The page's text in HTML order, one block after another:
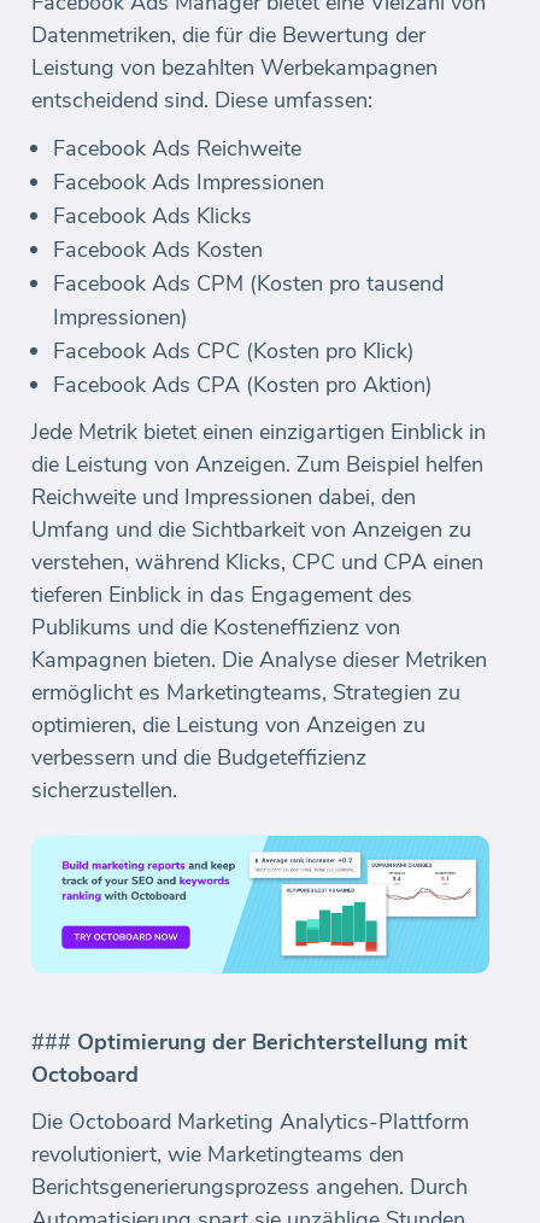
Datenmetriken, die für die Bewertung der
Leistung von bezahlten Werbekampagnen
entscheidend sind. Diese umfassen:
Facebook Ads Reichweite
Facebook Ads Impressionen
Facebook Ads Klicks
Facebook Ads Kosten
Facebook Ads CPM (Kosten pro tausend
Impressionen)
Facebook Ads CPC (Kosten pro Klick)
Facebook Ads CPA (Kosten pro Aktion)
Jede Metrik bietet einen einzigartigen Einblick in
die Leistung von Anzeigen. Zum Beispiel helfen
Reichweite und Impressionen dabei, den
Umfang und die Sichtbarkeit von Anzeigen zu
verstehen, während Klicks, CPC und CPA einen
tieferen Einblick in das Engagement des
Publikums und die Kosteneffizienz von
Kampagnen bieten. Die Analyse dieser Metriken
ermöglicht es Marketingteams, Strategien zu
optimieren, die Leistung von Anzeigen zu
verbessern und die Budgeteffizienz
sicherzustellen.
### Optimierung der Berichterstellung mit
Octoboard
Die Octoboard Marketing Analytics-Plattform
revolutioniert, wie Marketingteams den
Berichtsgenerierungsprozess angehen. Durch